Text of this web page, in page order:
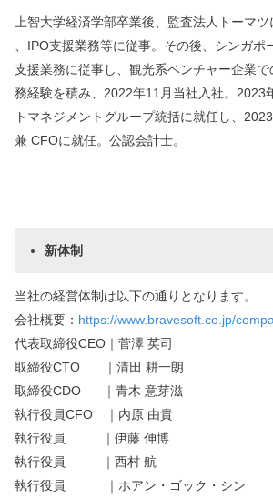
上智大学経済学部卒業後、監査法人トーマ
、IPO支援業務等に従事。その後、シンガポ
支援業務に従事し、観光系ベンチャー企業
務経験を積み、2022年11月当社入社。2023
トマネジメントグループ統括に就任し、
兼 CFOに就任。公認会計士。
新体制
当社の経営体制は以下の通りとなります。
会社概要： https://www.bravesoft.co.jp/
代表取締役CEO｜菅澤 英司
取締役CTO ｜清田 耕一朗
取締役CDO ｜青木 意芽滋
執行役員CFO ｜内原 由貴
執行役員 ｜伊藤 伸博
執行役員 ｜西村 航
執行役員 ｜ホアン・ゴック・シン